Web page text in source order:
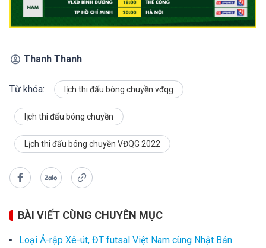
Thanh Thanh
Từ khóa: lịch thi đấu bóng chuyền vđqg
lịch thi đấu bóng chuyền
Lịch thi đấu bóng chuyền VĐQG 2022
BÀI VIẾT CÙNG CHUYÊN MỤC
Loại Ả-rập Xê-út, ĐT futsal Việt Nam cùng Nhật Bản